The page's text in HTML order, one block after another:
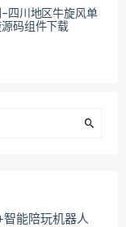
四川地区牛旋风单
码组件下载
能陪玩机器人